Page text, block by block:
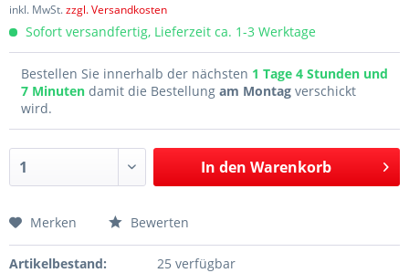
inkl. MwSt.zzgl. Versandkosten
Sofort versandfertig, Lieferzeit ca. 1-3 Werktage
Bestellen Sie innerhalb der nächsten 1 Tage 4 Stunden und
7 Minuten damit die Bestellung am Montag verschickt
wird.
In den Warenkorb
Merken Bewerten
Artikelbestand:
25 verfügbar